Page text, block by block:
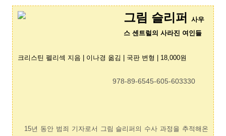
그림 슬리퍼 사우
스 센트럴의 사라진 여인들
크리스틴 펠리섹 지음 | 이나경 옮김 | 국판 변형 18 ,000원
978-89-6545-605-603330
15년 동안 범죄 기자로서 그림 슬리퍼의 수사 과정을 추적해온